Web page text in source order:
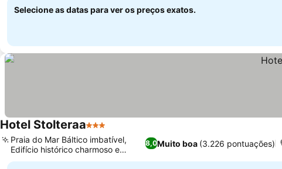
Selecione as datas para ver os preços exatos.
Hotel Stolteraa3 Estrelas
8,0Muito boa (3.226 pontuações)
Praia do Mar Báltico imbatível,
Edifício histórico charmoso e
romântico